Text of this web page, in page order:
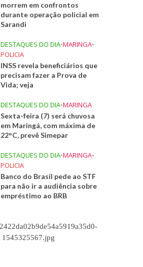
morrem em confrontos
durante operação policial em
Sarandi
DESTAQUES DO DIA•MARINGA•
POLICIA
INSS revela beneficiários que
precisam fazer a Prova de
Vida; veja
DESTAQUES DO DIA•MARINGA
Sexta-feira (7) será chuvosa
em Maringá, com máxima de
22°C, prevê Simepar
DESTAQUES DO DIA•MARINGA•
POLICIA
Banco do Brasil pede ao STF
para não ir a audiência sobre
empréstimo ao BRB